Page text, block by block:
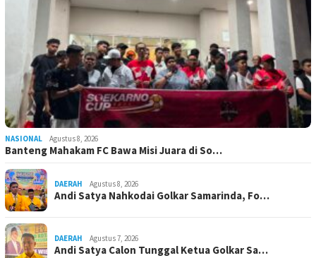
NASIONAL Agustus 8, 2026
Banteng Mahakam FC Bawa Misi Juara di So…
DAERAH Agustus 8, 2026
Andi Satya Nahkodai Golkar Samarinda, Fo…
DAERAH Agustus 7, 2026
Andi Satya Calon Tunggal Ketua Golkar Sa…